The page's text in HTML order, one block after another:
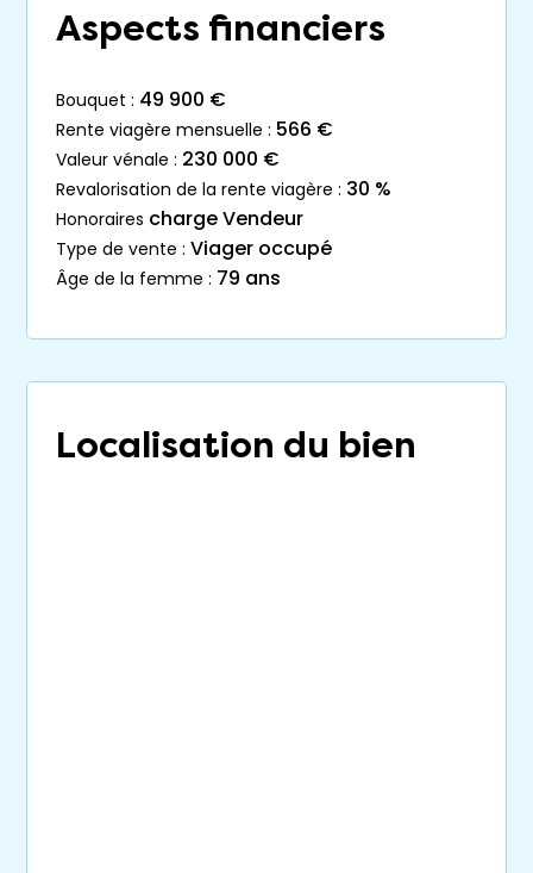
Aspects financiers
bouquet : 49 900 €
rente viagère mensuelle : 566 €
valeur vénale : 230 000 €
revalorisation de la rente viagère : 30 %
honoraires charge Vendeur
type de vente : Viager occupé
âge de la femme : 79 ans
Localisation du bien